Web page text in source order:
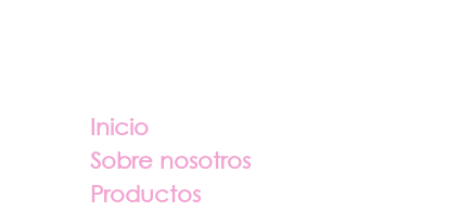
Inicio
Sobre nosotros
Productos